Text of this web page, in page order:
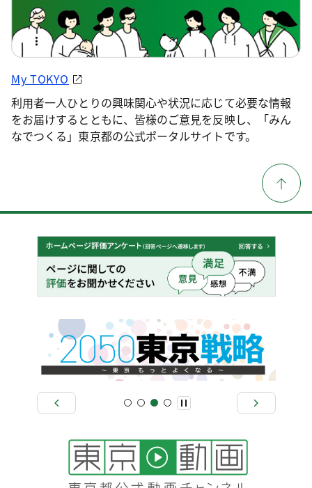
My TOKYO
利用者一人ひとりの興味関心や状況に応じて必要な情報
をお届けするとともに、皆様のご意見を反映し、「みん
なでつくる」東京都の公式ポータルサイトです。